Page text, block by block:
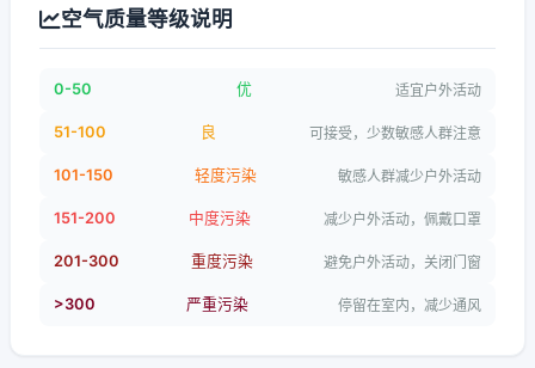
空气质量等级说明
0-50 优 适宜户外活动
51-100 良 可接受，少数敏感人群注意
101-150 轻度污染 敏感人群减少户外活动
151-200 中度污染 减少户外活动，佩戴口罩
201-300 重度污染 避免户外活动，关闭门窗
>300 严重污染 停留在室内，减少通风